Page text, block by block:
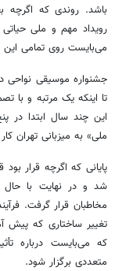
باشد. روندی که اگرچه
رویداد مهم و ملی حیاتی
می‌بایست روی تمامی
جشنواره موسیقی نواحی
تا اینکه یک مرتبه و با
این چند سال ابتدا
ملی» به میزبانی تهران
پایانی که اگرچه قرار بود
شد و در نهایت با حال
مخاطبان قرار گرفت.
تغییر ساختاری که پیش
که می‌بایست درباره
متعددی برگزار شود.